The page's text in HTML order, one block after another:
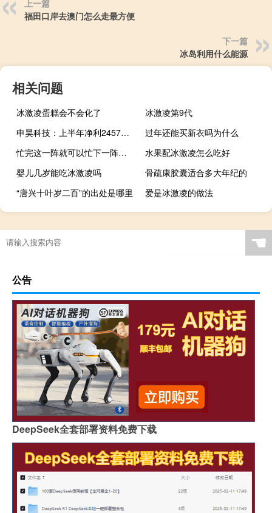
上一篇
福田口岸去澳门怎么走最方便
下一篇
冰岛利用什么能源
相关问题
冰激凌蛋糕会不会化了
冰激凌第9代
申昊科技：上半年净利2457万元 同比增长178.26%
过年还能买新衣吗为什么
忙完这一阵就可以忙下一阵了什么梗
水果配冰激凌怎么吃好
婴儿几岁能吃冰激凌吗
骨疏康胶囊适合多大年纪的
“唐兴十叶岁二百”的出处是哪里
爱是冰激凌的做法
☚
公告
DeepSeek全套部署资料免费下载